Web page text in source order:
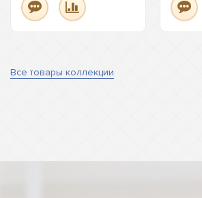
Все товары коллекции